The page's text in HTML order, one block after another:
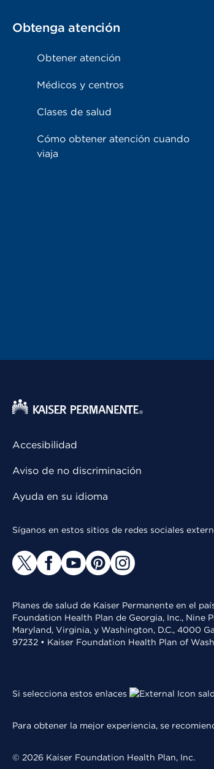
Obtenga atención
Obtener atención
Médicos y centros
Clases de salud
Cómo obtener atención cuando
viaja
Accesibilidad
Aviso de no discriminación
Ayuda en su idioma
Síganos en estos sitios de redes sociales
Planes de salud de Kaiser Permanente en el
Foundation Health Plan de Georgia, Inc., Nine
Maryland, Virginia, y Washington, D.C., 4000
97232 • Kaiser Foundation Health Plan of
Si selecciona estos enlaces
Para obtener la mejor experiencia, se
© 2026 Kaiser Foundation Health Plan, Inc.